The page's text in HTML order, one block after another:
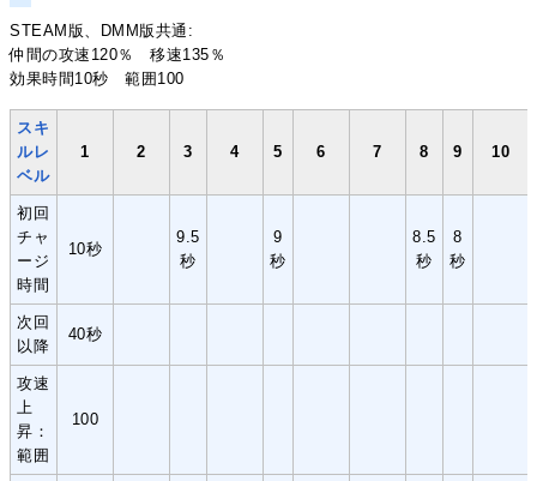
STEAM版、DMM版共通:
仲間の攻速120％ 移速135％
効果時間10秒 範囲100
スキ
ルレ
ベル
1 2 3 4 5 6 7 8 9 10
初回
チャ
ージ
時間
10秒
9.5
秒
9
秒
8.5
秒
8
秒
次回
以降
40秒
攻速
上
昇：
範囲
100